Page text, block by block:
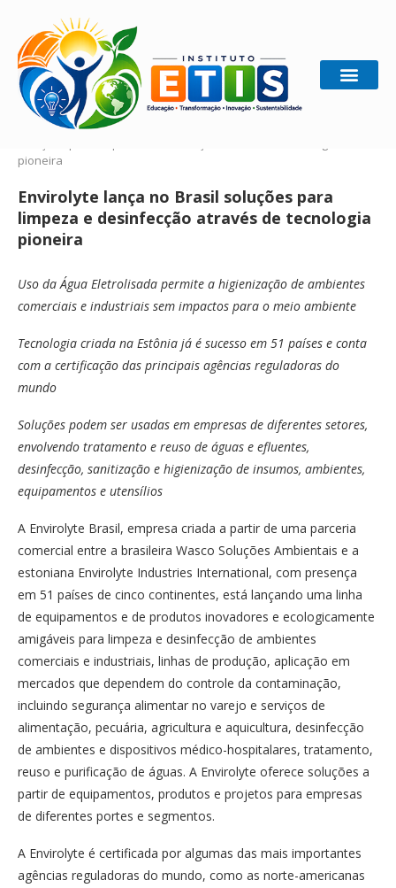
Home Gestão Sustentável
pioneira
Envirolyte lança no Brasil soluções para
limpeza e desinfecção através de tecnologia
pioneira
Uso da Água Eletrolisada permite a higienização de ambientes
comerciais e industriais sem impactos para o meio ambiente
Tecnologia criada na Estônia já é sucesso em 51 países e conta
com a certificação das principais agências reguladoras do
mundo
Soluções podem ser usadas em empresas de diferentes setores,
envolvendo tratamento e reuso de águas e efluentes,
desinfecção, sanitização e higienização de insumos, ambientes,
equipamentos e utensílios
A Envirolyte Brasil, empresa criada a partir de uma parceria
comercial entre a brasileira Wasco Soluções Ambientais e a
estoniana Envirolyte Industries International, com presença
em 51 países de cinco continentes, está lançando uma linha
de equipamentos e de produtos inovadores e ecologicamente
amigáveis para limpeza e desinfecção de ambientes
comerciais e industriais, linhas de produção, aplicação em
mercados que dependem do controle da contaminação,
incluindo segurança alimentar no varejo e serviços de
alimentação, pecuária, agricultura e aquicultura, desinfecção
de ambientes e dispositivos médico-hospitalares, tratamento,
reuso e purificação de águas. A Envirolyte oferece soluções a
partir de equipamentos, produtos e projetos para empresas
de diferentes portes e segmentos.
A Envirolyte é certificada por algumas das mais importantes
agências reguladoras do mundo, como as norte-americanas